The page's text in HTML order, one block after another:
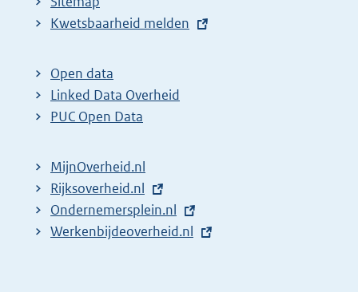
E
t
e
r
l
i
n
k
Kwetsbaarheid melden
Open data
Linked Data Overheid
PUC Open Data
MijnOverheid.nl
E
x
t
Rijksoverheid.nl
E
x
Ondernemersplein.nl
E
Werkenbijdeoverheid.nl